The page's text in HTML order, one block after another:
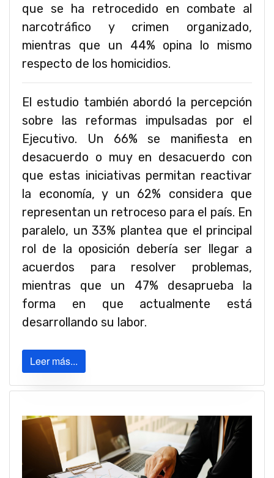
que se ha retrocedido en combate al
narcotráfico y crimen organizado,
mientras que un 44% opina lo mismo
respecto de los homicidios.
El estudio también abordó la percepción
sobre las reformas impulsadas por el
Ejecutivo. Un 66% se manifiesta en
desacuerdo o muy en desacuerdo con
que estas iniciativas permitan reactivar
la economía, y un 62% considera que
representan un retroceso para el país. En
paralelo, un 33% plantea que el principal
rol de la oposición debería ser llegar a
acuerdos para resolver problemas,
mientras que un 47% desaprueba la
forma en que actualmente está
desarrollando su labor.
Leer más...